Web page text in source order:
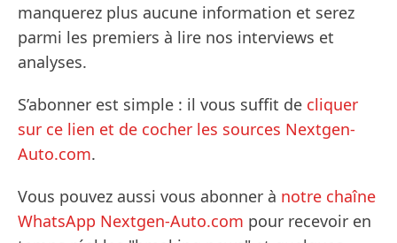
manquerez plus aucune information et serez
parmi les premiers à lire nos interviews et
analyses.
S’abonner est simple : il vous suffit de cliquer
sur ce lien et de cocher les sources Nextgen-
Auto.com.
Vous pouvez aussi vous abonner à notre chaîne
WhatsApp Nextgen-Auto.com pour recevoir en